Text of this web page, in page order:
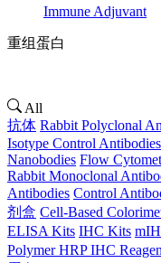
Immune Adjuvant
重组蛋白
All
抗体 Rabbit Polyclonal
Isotype Control Antibodies
Nanobodies Flow
Rabbit Monoclonal
Antibodies Control
剂盒 Cell-Based
ELISA Kits IHC Kits
Polymer HRP IHC